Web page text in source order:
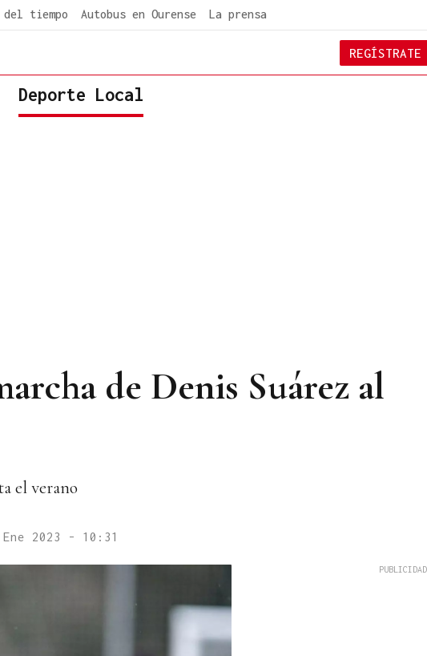
tiempo Autobus en Ourense La prensa
REGÍSTRATE
Deporte Local
de Denis Suárez al
el verano
Ene 2023 - 10:31